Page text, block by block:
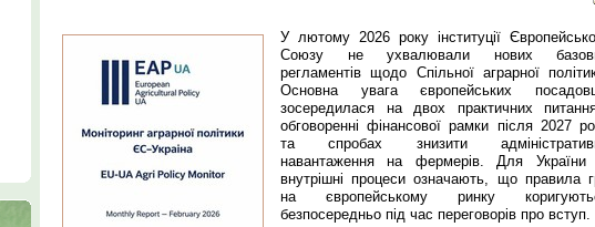
У лютому 2026 року інституції
Союзу не ухвалювали нових
регламентів щодо Спільної аграрної
Основна увага європейських
зосередилася на двох практичних
обговоренні фінансової рамки після 2027
та спробах знизити
навантаження на фермерів. Для України
внутрішні процеси означають, що правила
на європейському ринку
безпосередньо під час переговорів про вступ.